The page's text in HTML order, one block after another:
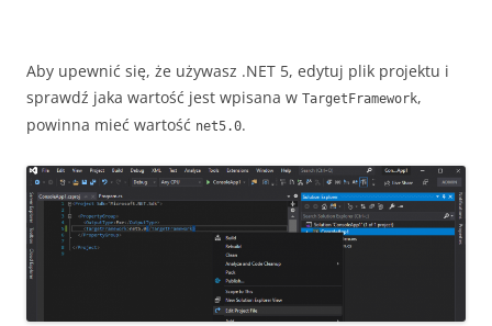
Aby upewnić się, że używasz .NET 5, edytuj plik projektu i
sprawdź jaka wartość jest wpisana w TargetFramework,
powinna mieć wartość net5.0.